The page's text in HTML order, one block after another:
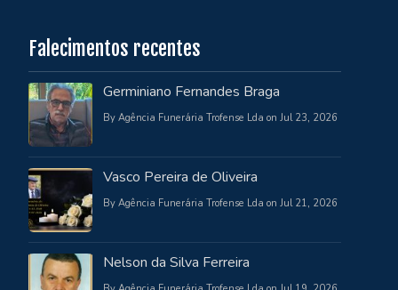
Falecimentos recentes
Germiniano Fernandes Braga
By Agência Funerária Trofense Lda on Jul 23, 2026
Vasco Pereira de Oliveira
By Agência Funerária Trofense Lda on Jul 21, 2026
Nelson da Silva Ferreira